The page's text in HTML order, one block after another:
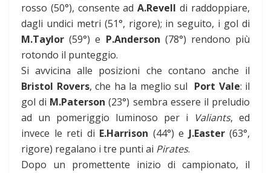
rosso (50°), consente adA.Revell di raddoppiare,
dagli undici metri (51°, rigore); in seguito, i gol di
M.Taylor (59°) e P.Anderson (78°) rendono più
rotondo il punteggio.
Si avvicina alle posizioni che contano anche il
Bristol Rovers, che ha la meglio sul Port Vale: il
gol di M.Paterson (23°) sembra essere il preludio
ad un pomeriggio luminoso per i
Valiants, ed
invece le reti di E.Harrison (44°) e J.Easter(63°,
rigore) regalano i tre punti ai Pirates.
Dopo un promettente inizio di campionato, il